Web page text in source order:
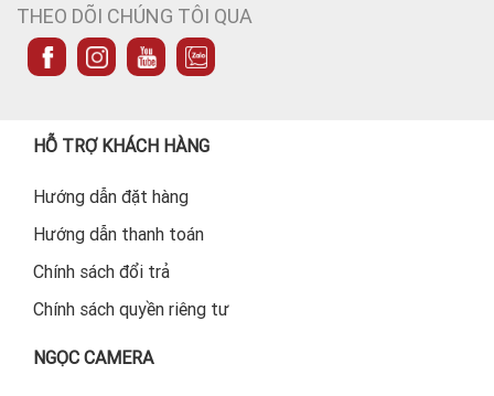
THEO DÕI CHÚNG TÔI QUA
HỖ TRỢ KHÁCH HÀNG
Hướng dẫn đặt hàng
Hướng dẫn thanh toán
Chính sách đổi trả
Chính sách quyền riêng tư
NGỌC CAMERA